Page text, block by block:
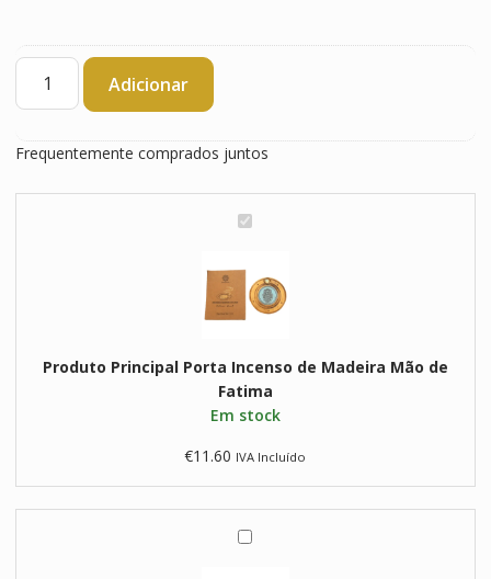
Quantidade
Porta
Incenso
de
Madeira
Adicionar
Frequentemente comprados juntos
P
r
a
n
c
e
s
o
d
e
Produto Principal Porta Incenso de Madeira Mão de
Fatima
Em stock
€11.60 IVA Incluído
I